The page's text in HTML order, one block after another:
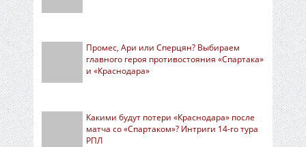
Промес, Ари или Сперцян? Выбираем
главного героя противостояния «Спартака»
и «Краснодара»
Какими будут потери «Краснодара» после
матча со «Спартаком»? Интриги 14-го тура
РПЛ